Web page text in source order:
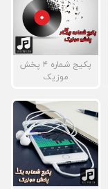
پکیج شماره ۴ پخش
موزیک